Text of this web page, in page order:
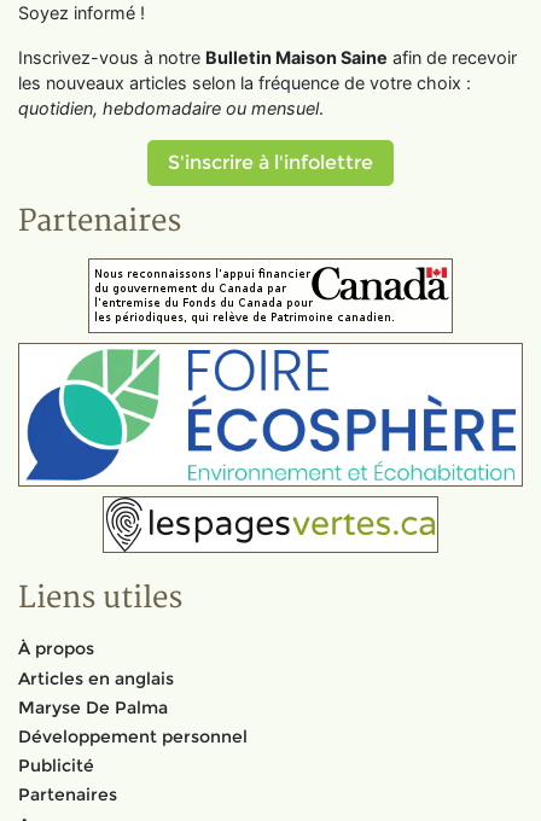
Soyez informé !
Inscrivez-vous à notre Bulletin Maison Saine afin de recevoir
les nouveaux articles selon la fréquence de votre choix :
quotidien, hebdomadaire ou mensuel.
S'inscrire à l'infolettre
Partenaires
Liens utiles
À propos
Articles en anglais
Maryse De Palma
Développement personnel
Publicité
Partenaires